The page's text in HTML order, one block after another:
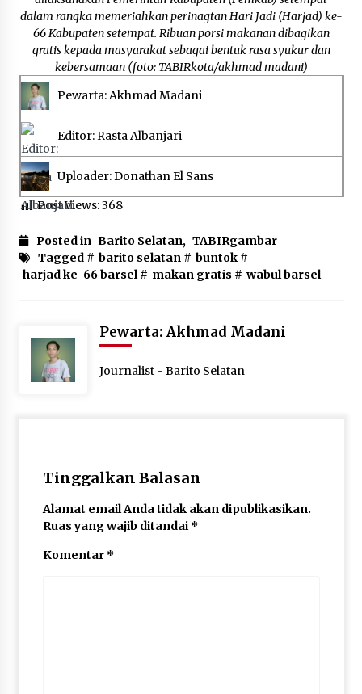
Balangan Pastikan Enam Prioritas
Pembangunan Tetap Berjalan
Agustus 4, 2026
Perkuat Tata Kelola Pemerintahan dan
Kaji Tiru ke DIY
Agustus 4, 2026
dalam rangka memeriahkan perinagtan Hari Jadi (Harjad) ke-
66 Kabupaten setempat. Ribuan porsi makanan dibagikan
gratis kepada masyarakat sebagai bentuk rasa syukur dan
kebersamaan (foto: TABIRkota/akhmad madani)
Pewarta: Akhmad Madani
Editor: Rasta Albanjari
Uploader: Donathan El Sans
Post Views:368
Posted in Barito Selatan, TABIRgambar
Tagged # barito selatan # buntok#
harjad ke-66 barsel# makan gratis # wabul barsel
Pewarta: Akhmad Madani
Journalist - Barito Selatan
Tinggalkan Balasan
Alamat email Anda tidak akan dipublikasikan.
Ruas yang wajib ditandai *
Komentar *